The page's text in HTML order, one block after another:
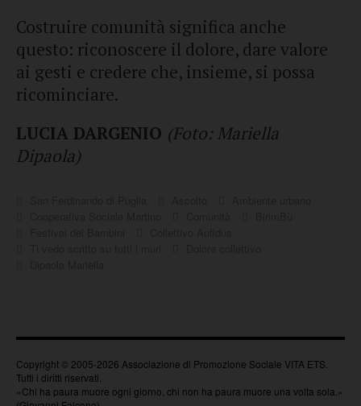
Costruire comunità significa anche
questo: riconoscere il dolore, dare valore
ai gesti e credere che, insieme, si possa
ricominciare.
LUCIA DARGENIO (Foto: Mariella
Dipaola)
Copyright © 2005-2026 Associazione di Promozione Sociale VITA ETS.
Tutti i diritti riservati.
«Chi ha paura muore ogni giorno, chi non ha paura muore una volta sola.»